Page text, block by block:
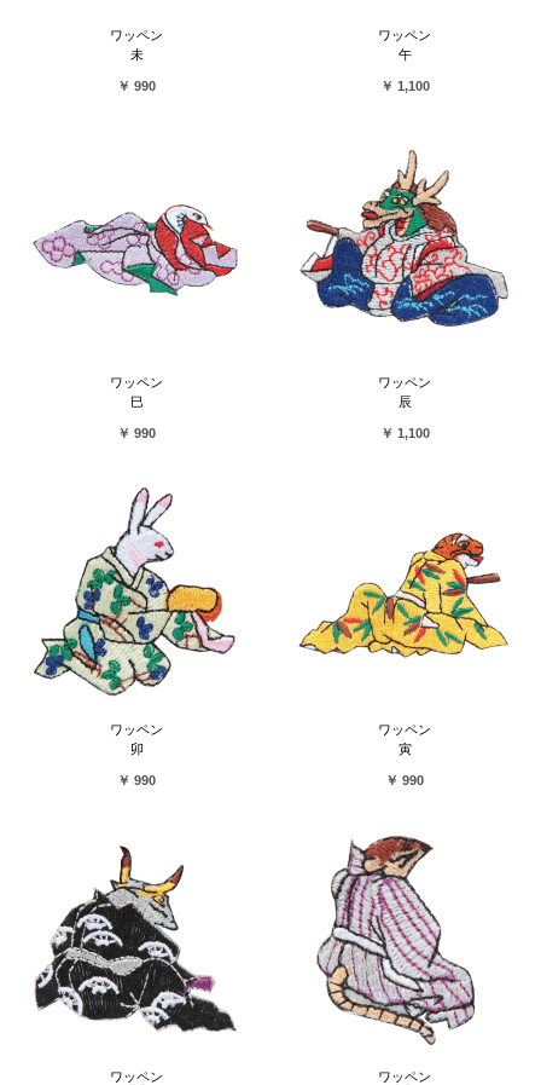
ワッペン
未
￥ 990
ワッペン
午
￥ 1,100
ワッペン
巳
￥ 990
ワッペン
辰
￥ 1,100
ワッペン
卯
￥ 990
ワッペン
寅
￥ 990
ワッペン
ワッペン